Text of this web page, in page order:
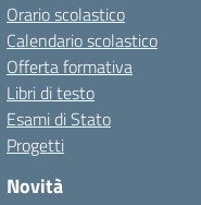
Orario scolastico
Calendario scolastico
Offerta formativa
Libri di testo
Esami di Stato
Progetti
Novità